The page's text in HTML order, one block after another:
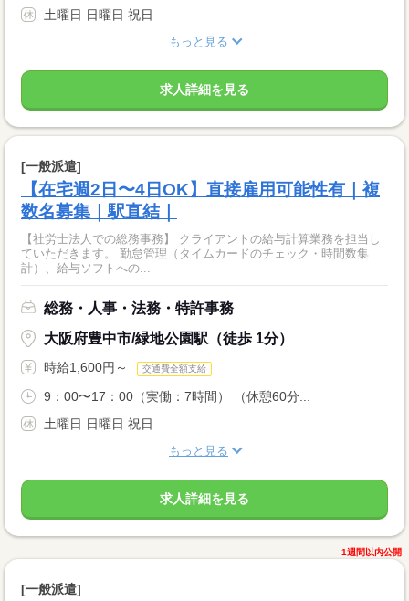
土曜日 日曜日 祝日
もっと見る
求人詳細を見る
[一般派遣]
【在宅週2日〜4日OK】直接雇用可能性有｜複
数名募集｜駅直結｜
【社労士法人での総務事務】 クライアントの給与計算業務を担当し
ていただきます。 勤怠管理（タイムカードのチェック・時間数集
計）、給与ソフトへの...
総務・人事・法務・特許事務
大阪府豊中市/緑地公園駅（徒歩 1分）
時給1,600円～ 交通費全額支給
9：00〜17：00（実働：7時間） （休憩60分...
土曜日 日曜日 祝日
もっと見る
求人詳細を見る
1週間以内公開
[一般派遣]